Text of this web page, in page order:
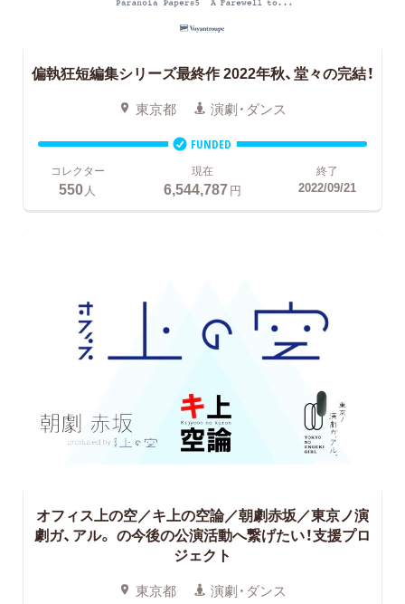
偏執狂短編集シリーズ最終作 2022年秋、堂々の完結！
東京都 演劇・ダンス
FUNDED
コレクター
550人
現在
6,544,787円
終了
2022/09/21
オフィス上の空／キ上の空論／朝劇赤坂／東京ノ演
劇ガ、アル。 の今後の公演活動へ繋げたい！支援プロ
ジェクト
東京都 演劇・ダンス